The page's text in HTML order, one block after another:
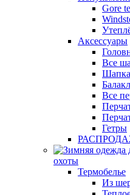
Gore
Аксессуары
Все
Шапка
Все
Гетры
охоты
Термобелье
Из